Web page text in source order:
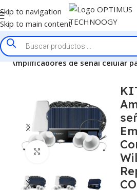
Skip to navigation
Skip to main content
Amplificadores de señal celular
Click to enlarge